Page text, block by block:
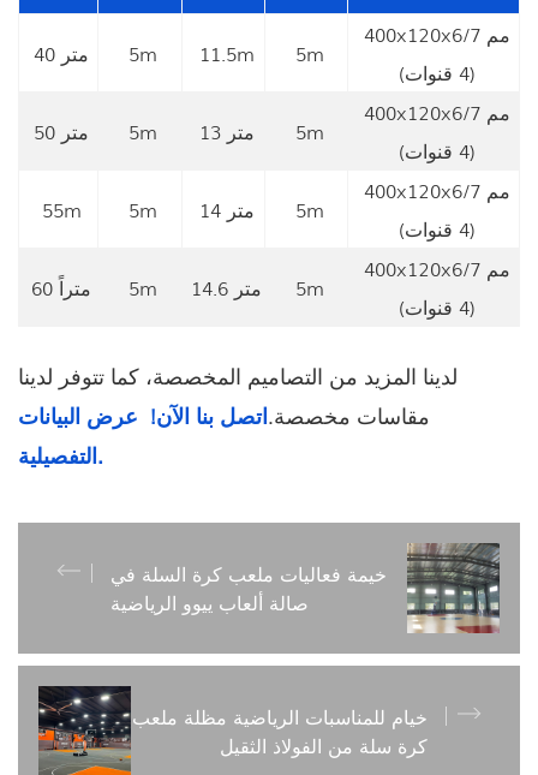
40 متر 5m 11.5m 5m
400x120x6/7 مم
(4 قنوات)
50 متر 5m 13 متر 5m
400x120x6/7 مم
(4 قنوات)
55m 5m 14 متر 5m
400x120x6/7 مم
(4 قنوات)
60 متراً 5m 14.6 متر 5m
400x120x6/7 مم
(4 قنوات)
لدينا المزيد من التصاميم المخصصة، كما تتوفر لدينا
مقاسات مخصصة.اتصل بنا الآن! عرض البيانات
التفصيلية.
خيمة فعاليات ملعب كرة السلة في
صالة ألعاب ييوو الرياضية
خيام للمناسبات الرياضية مظلة ملعب
كرة سلة من الفولاذ الثقيل